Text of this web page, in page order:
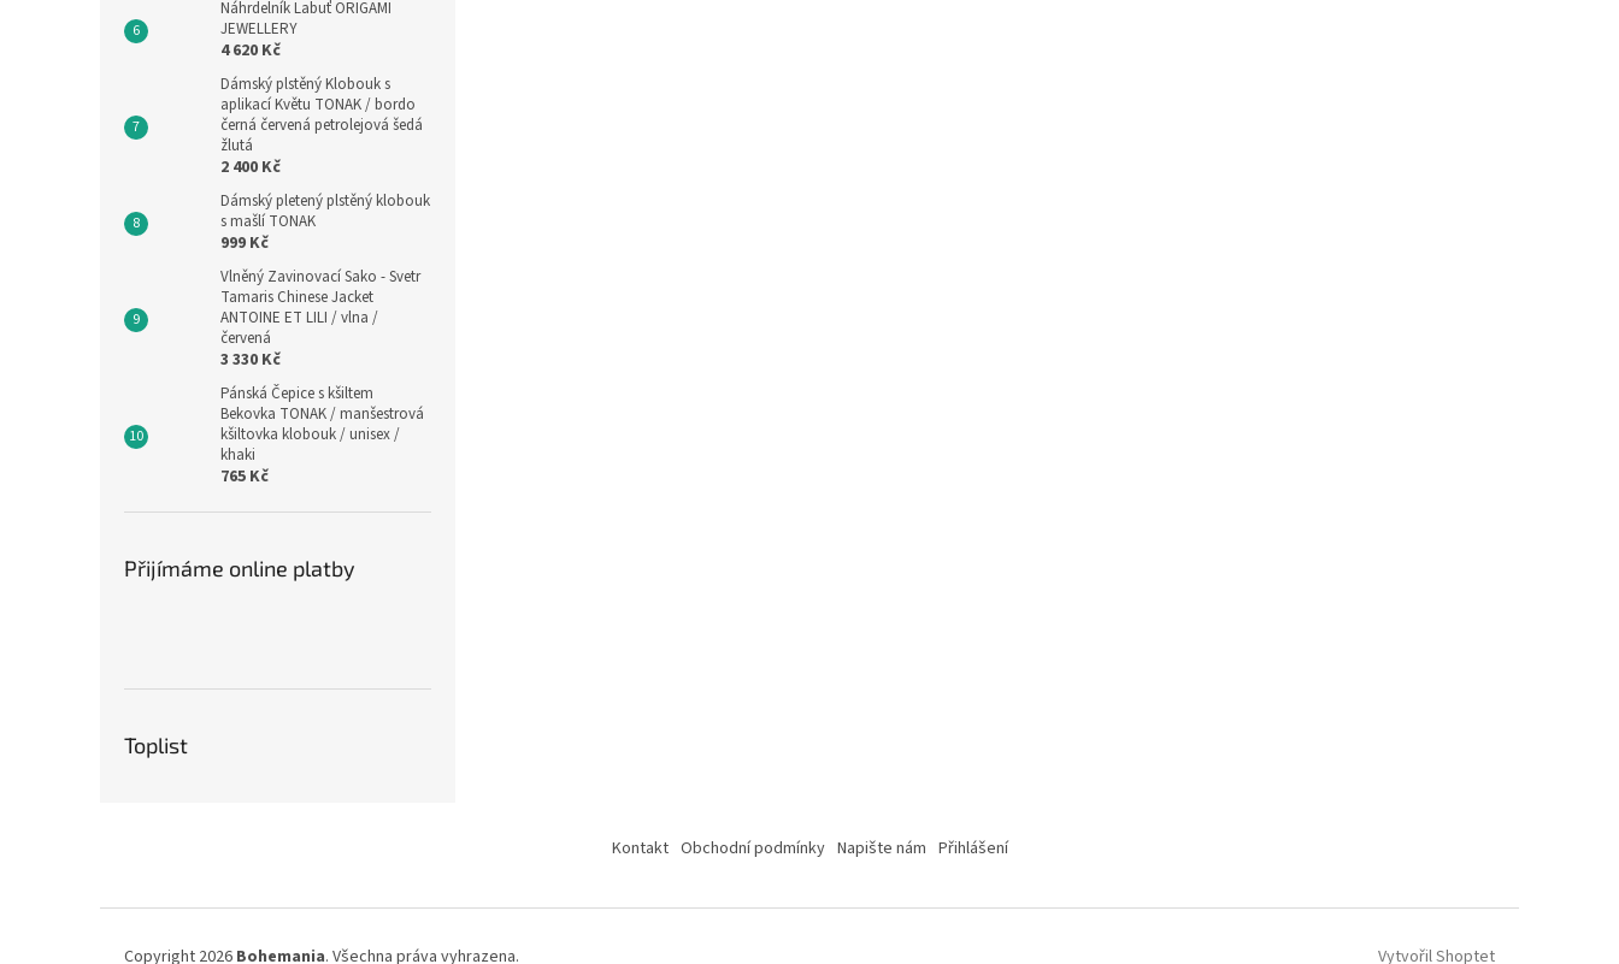
Náhrdelník Labuť ORIGAMI
JEWELLERY
4 620 Kč
Dámský plstěný Klobouk s
aplikací Květu TONAK / bordo
černá červená petrolejová šedá
žlutá
2 400 Kč
Dámský pletený plstěný klobouk
s mašlí TONAK
999 Kč
Vlněný Zavinovací Sako - Svetr
Tamaris Chinese Jacket
ANTOINE ET LILI / vlna /
červená
3 330 Kč
Pánská Čepice s kšiltem
Bekovka TONAK / manšestrová
kšiltovka klobouk / unisex /
khaki
765 Kč
Přijímáme online platby
Toplist
Kontakt Obchodní podmínky Napište nám Přihlášení
Vytvořil Shoptet
Copyright 2026 Bohemania. Všechna práva vyhrazena.